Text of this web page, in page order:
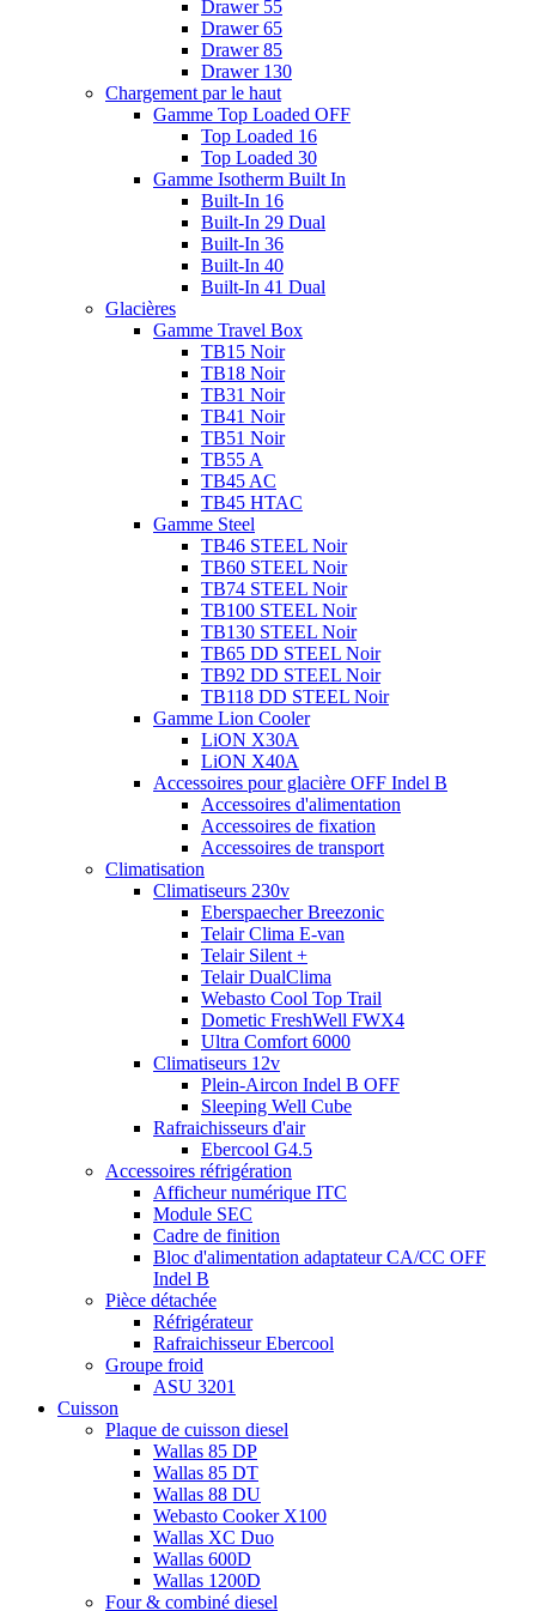
Drawer 55
Drawer 65
Drawer 85
Drawer 130
Chargement par le haut
Gamme Top Loaded OFF
Top Loaded 16
Top Loaded 30
Gamme Isotherm Built In
Built-In 16
Built-In 29 Dual
Built-In 36
Built-In 40
Built-In 41 Dual
Glacières
Gamme Travel Box
TB15 Noir
TB18 Noir
TB31 Noir
TB41 Noir
TB51 Noir
TB55 A
TB45 AC
TB45 HTAC
Gamme Steel
TB46 STEEL Noir
TB60 STEEL Noir
TB74 STEEL Noir
TB100 STEEL Noir
TB130 STEEL Noir
TB65 DD STEEL Noir
TB92 DD STEEL Noir
TB118 DD STEEL Noir
Gamme Lion Cooler
LiON X30A
LiON X40A
Accessoires pour glacière OFF Indel B
Accessoires d'alimentation
Accessoires de fixation
Accessoires de transport
Climatisation
Climatiseurs 230v
Eberspaecher Breezonic
Telair Clima E-van
Telair Silent +
Telair DualClima
Webasto Cool Top Trail
Dometic FreshWell FWX4
Ultra Comfort 6000
Climatiseurs 12v
Plein-Aircon Indel B OFF
Sleeping Well Cube
Rafraichisseurs d'air
Ebercool G4.5
Accessoires réfrigération
Afficheur numérique ITC
Module SEC
Cadre de finition
Bloc d'alimentation adaptateur CA/CC OFF
Indel B
Pièce détachée
Réfrigérateur
Rafraichisseur Ebercool
Groupe froid
ASU 3201
Cuisson
Plaque de cuisson diesel
Wallas 85 DP
Wallas 85 DT
Wallas 88 DU
Webasto Cooker X100
Wallas XC Duo
Wallas 600D
Wallas 1200D
Four & combiné diesel